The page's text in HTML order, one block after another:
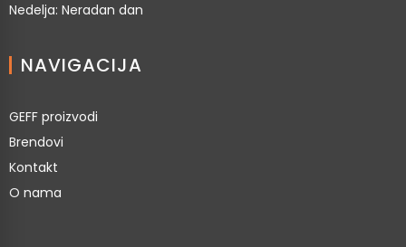
Nedelja: Neradan dan
NAVIGACIJA
GEFF proizvodi
Brendovi
Kontakt
O nama